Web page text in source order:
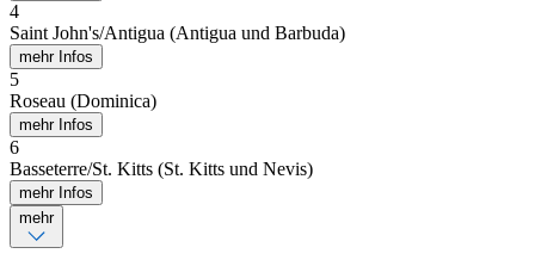
4
Saint John's/Antigua (Antigua und Barbuda)
mehr Infos
5
Roseau (Dominica)
mehr Infos
6
Basseterre/St. Kitts (St. Kitts und Nevis)
mehr Infos
mehr